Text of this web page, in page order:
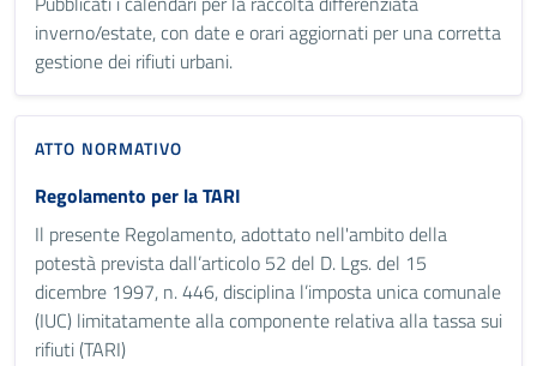
inverno/estate, con date e orari aggiornati per una corretta
gestione dei rifiuti urbani.
ATTO NORMATIVO
Regolamento per la TARI
Il presente Regolamento, adottato nell'ambito della
potestà prevista dall’articolo 52 del D. Lgs. del 15
dicembre 1997, n. 446, disciplina l’imposta unica comunale
(IUC) limitatamente alla componente relativa alla tassa sui
rifiuti (TARI)